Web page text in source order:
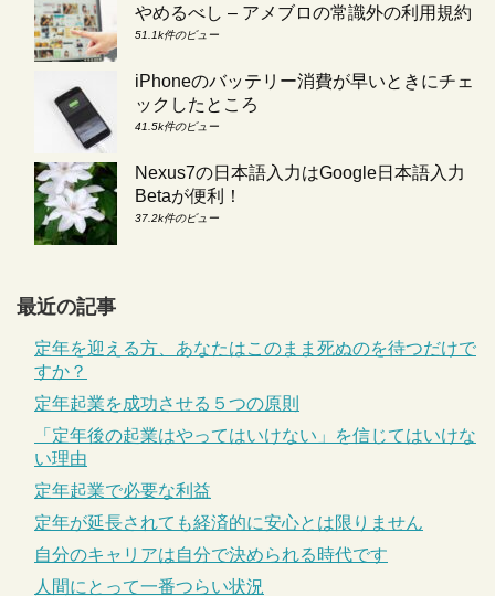
やめるべし – アメブロの常識外の利用規約
51.1k件のビュー
iPhoneのバッテリー消費が早いときにチェ
ックしたところ
41.5k件のビュー
Nexus7の日本語入力はGoogle日本語入力
Betaが便利！
37.2k件のビュー
最近の記事
定年を迎える方、あなたはこのまま死ぬのを待つだけで
すか？
定年起業を成功させる５つの原則
「定年後の起業はやってはいけない」を信じてはいけな
い理由
定年起業で必要な利益
定年が延長されても経済的に安心とは限りません
自分のキャリアは自分で決められる時代です
人間にとって一番つらい状況